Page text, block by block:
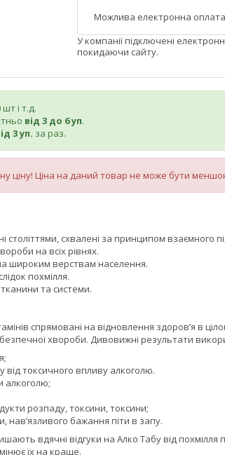
У компанії підключені
покидаючи сайту.
і т.д.
від 3 до 6 уп.
3 уп. за раз.
ціну! Ціна на даний товар не може бути
століттями, схвалені за принципом взаємного
на всіх рівнях.
широким верствам населення.
похмілля.
та системи.
спрямовані на відновлення здоров’я в
хвороби. Дивовижні результати
від токсичного впливу алкоголю.
алкоголю;
розпаду, токсини, токсини;
бажання піти в запу.
вдячні відгуки на Алко Табу від похмілля
їх на краще.